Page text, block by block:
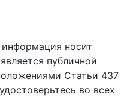
информация носит
публичной
Статьи 437
во всех